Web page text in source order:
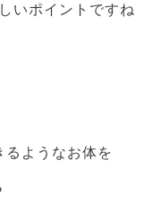
いポイントですね
るようなお体を